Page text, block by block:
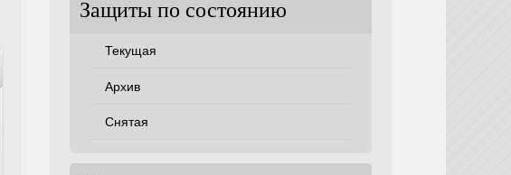
Защиты по состоянию
Текущая
Архив
Снятая